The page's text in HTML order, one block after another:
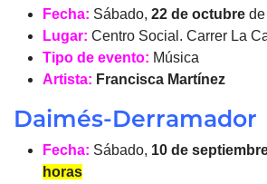
Fecha: Sábado, 22 de octubre
Lugar: Centro Social. Carrer La
Tipo de evento: Música
Artista: Francisca Martínez
Daimés-Derramador
Fecha: Sábado, 10 de
horas